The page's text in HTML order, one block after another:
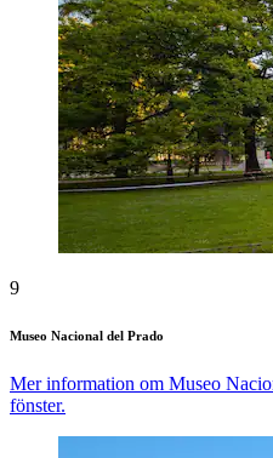
9
Museo Nacional del Prado
Mer information om Museo
fönster.